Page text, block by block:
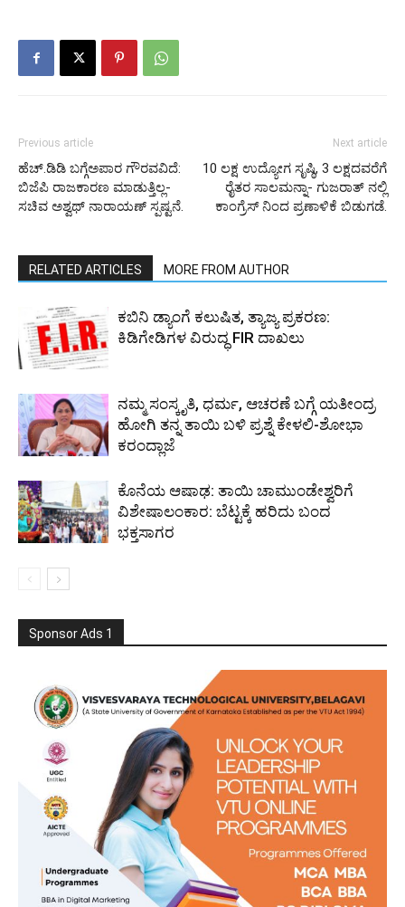
Previous article
ಹೆಚ್.ಡಿಡಿ ಬಗ್ಗೆಅಪಾರ ಗೌರವವಿದೆ:
ಬಿಜೆಪಿ ರಾಜಕಾರಣ ಮಾಡುತ್ತಿಲ್ಲ-
ಸಚಿವ ಅಶ್ವಥ್ ನಾರಾಯಣ್ ಸ್ಪಷ್ಟನೆ.
Next article
10 ಲಕ್ಷ ಉದ್ಯೋಗ ಸೃಷ್ಠಿ, 3 ಲಕ್ಷದವರೆಗೆ
ರೈತರ ಸಾಲಮನ್ನಾ- ಗುಜರಾತ್ ನಲ್ಲಿ
ಕಾಂಗ್ರೆಸ್ ನಿಂದ ಪ್ರಣಾಳಿಕೆ ಬಿಡುಗಡೆ.
RELATED ARTICLES MORE FROM AUTHOR
ಕಬಿನಿ ಡ್ಯಾಂಗೆ ಕಲುಷಿತ, ತ್ಯಾಜ್ಯ ಪ್ರಕರಣ:
ಕಿಡಿಗೇಡಿಗಳ ವಿರುದ್ಧ FIR ದಾಖಲು
ನಮ್ಮ ಸಂಸ್ಕೃತಿ, ಧರ್ಮ, ಆಚರಣೆ ಬಗ್ಗೆ ಯತೀಂದ್ರ
ಹೋಗಿ ತನ್ನ ತಾಯಿ ಬಳಿ ಪ್ರಶ್ನೆ ಕೇಳಲಿ-ಶೋಭಾ
ಕರಂದ್ಲಾಜೆ
ಕೊನೆಯ ಆಷಾಢ: ತಾಯಿ ಚಾಮುಂಡೇಶ್ವರಿಗೆ
ವಿಶೇಷಾಲಂಕಾರ: ಬೆಟ್ಟಕ್ಕೆ ಹರಿದು ಬಂದ
ಭಕ್ತಸಾಗರ
Sponsor Ads 1